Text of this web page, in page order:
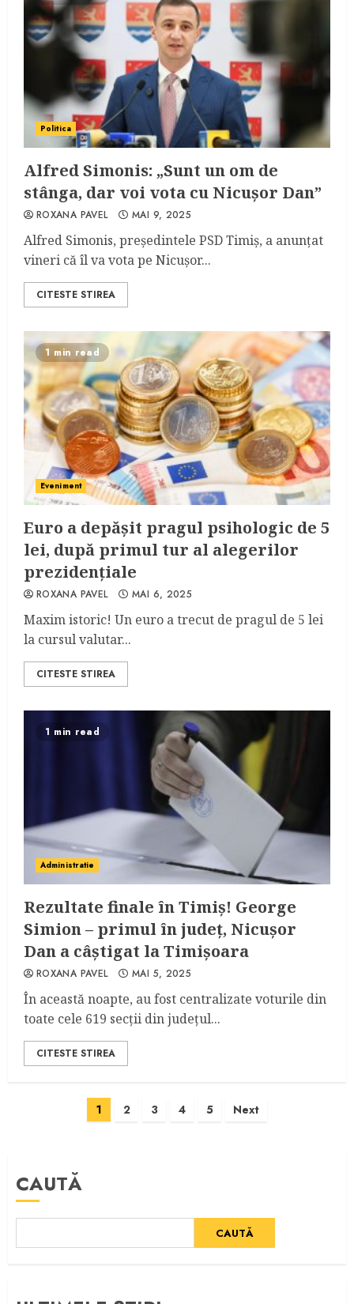
Politica
Alfred Simonis: „Sunt un om de
stânga, dar voi vota cu Nicușor Dan”
ROXANA PAVEL MAI 9, 2025
Alfred Simonis, președintele PSD Timiș, a anunțat
vineri că îl va vota pe Nicușor...
CITESTE STIREA
1 min read
Eveniment
Euro a depășit pragul psihologic de 5
lei, după primul tur al alegerilor
prezidențiale
ROXANA PAVEL MAI 6, 2025
Maxim istoric! Un euro a trecut de pragul de 5 lei
la cursul valutar...
CITESTE STIREA
1 min read
Administratie
Rezultate finale în Timiș! George
Simion – primul în județ, Nicușor
Dan a câștigat la Timișoara
ROXANA PAVEL MAI 5, 2025
În această noapte, au fost centralizate voturile din
toate cele 619 secții din județul...
CITESTE STIREA
Paginație
1 2 3 4 5 Next
CAUTĂ
CAUTĂ